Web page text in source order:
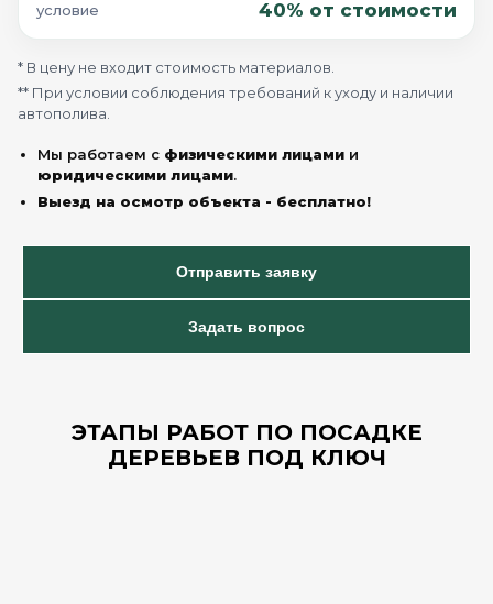
условие 40% от стоимости
* В цену не входит стоимость материалов.
** При условии соблюдения требований к уходу и наличии
автополива.
Мы работаем с физическими лицами и
юридическими лицами.
Выезд на осмотр объекта - бесплатно!
Отправить заявку
Задать вопрос
ЭТАПЫ РАБОТ ПО ПОСАДКЕ
ДЕРЕВЬЕВ ПОД КЛЮЧ